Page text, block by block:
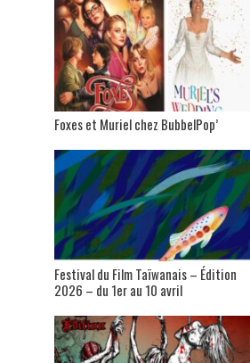
Foxes et Muriel chez BubbelPop’
Festival du Film Taïwanais – Édition
2026 – du 1er au 10 avril